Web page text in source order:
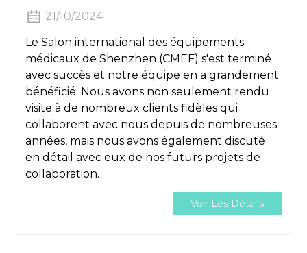
21/10/2024
Le Salon international des équipements
médicaux de Shenzhen (CMEF) s'est terminé
avec succès et notre équipe en a grandement
bénéficié. Nous avons non seulement rendu
visite à de nombreux clients fidèles qui
collaborent avec nous depuis de nombreuses
années, mais nous avons également discuté
en détail avec eux de nos futurs projets de
collaboration.
Voir Les Détails